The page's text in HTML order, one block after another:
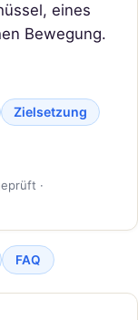
eines
Bewegung.
Zielsetzung
·
FAQ